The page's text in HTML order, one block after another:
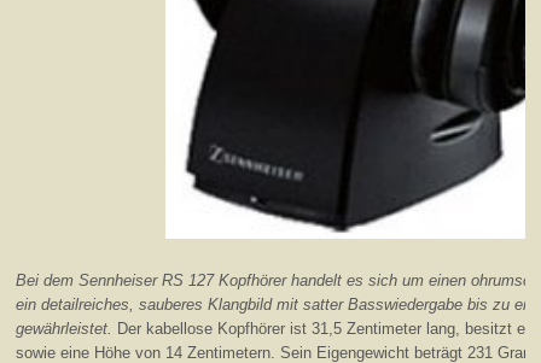
Bei dem Sennheiser RS 127 Kopfhörer handelt es sich um einen
ein detailreiches, sauberes Klangbild mit satter Basswiedergabe bis zu
gewährleistet.
Der kabellose Kopfhörer ist 31,5 Zentimeter lang, besitzt
sowie eine Höhe von 14 Zentimetern. Sein Eigengewicht beträgt 231